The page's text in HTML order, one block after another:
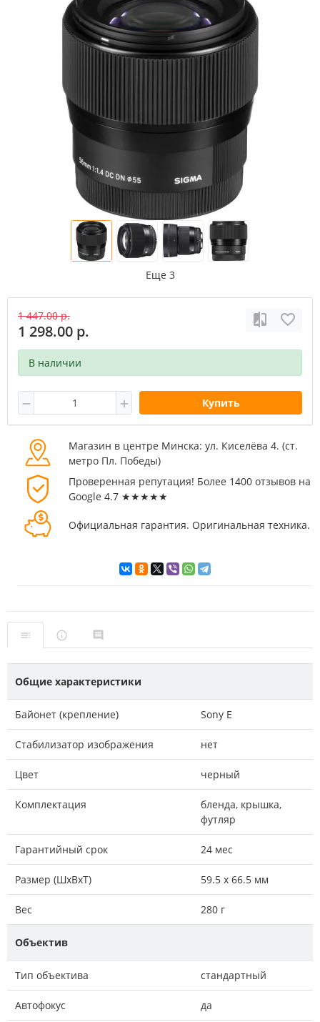
Еще 3
1 447.00 р.
1 298.00 р.
В наличии
Купить
Магазин в центре Минска: ул. Киселёва 4. (cт.
метро Пл. Победы)
Проверенная репутация! Более 1400 отзывов на
Google 4.7 ★★★★★
Официальная гарантия. Оригинальная техника.
Общие характеристики
Байонет (крепление) Sony E
Стабилизатор изображения нет
Цвет черный
Комплектация
бленда, крышка,
футляр
Гарантийный срок 24 мес
Размер (ШxВxТ) 59.5 x 66.5 мм
Вес 280 г
Объектив
Тип объектива стандартный
Автофокус да